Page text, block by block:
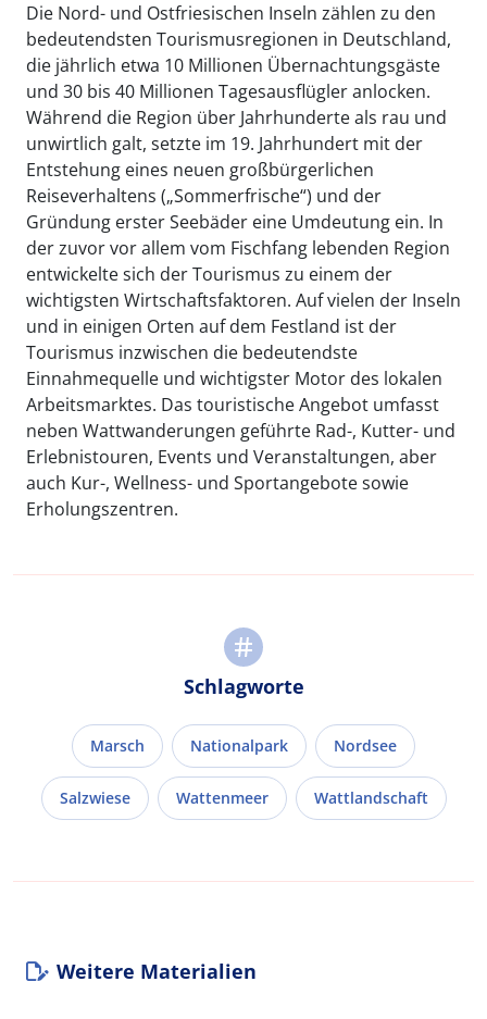
Die Nord- und Ostfriesischen Inseln zählen zu den
bedeutendsten Tourismusregionen in Deutschland,
die jährlich etwa 10 Millionen Übernachtungsgäste
und 30 bis 40 Millionen Tagesausflügler anlocken.
Während die Region über Jahrhunderte als rau und
unwirtlich galt, setzte im 19. Jahrhundert mit der
Entstehung eines neuen großbürgerlichen
Reiseverhaltens („Sommerfrische“) und der
Gründung erster Seebäder eine Umdeutung ein. In
der zuvor vor allem vom Fischfang lebenden Region
entwickelte sich der Tourismus zu einem der
wichtigsten Wirtschaftsfaktoren. Auf vielen der Inseln
und in einigen Orten auf dem Festland ist der
Tourismus inzwischen die bedeutendste
Einnahmequelle und wichtigster Motor des lokalen
Arbeitsmarktes. Das touristische Angebot umfasst
neben Wattwanderungen geführte Rad-, Kutter- und
Erlebnistouren, Events und Veranstaltungen, aber
auch Kur-, Wellness- und Sportangebote sowie
Erholungszentren.
Schlagworte
Marsch Nationalpark Nordsee
Salzwiese Wattenmeer Wattlandschaft
Weitere Materialien